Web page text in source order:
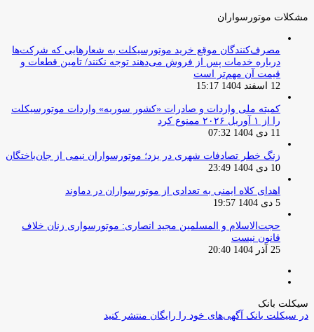
مشکلات موتورسواران
مصرف‌کنندگان موقع خرید موتورسیکلت به شعارهایی که شرکت‌ها
درباره خدمات پس از فروش می‌دهند توجه نکنند/ تامین قطعات و
قیمت آن مهم‌تر است
12 اسفند 1404 15:17
کمیته ملی واردات و صادرات «کشور سوریه» واردات موتورسیکلت
را از ۱ آوریل ۲۰۲۶ ممنوع کرد
11 دی 1404 07:32
زنگ خطر تصادفات شهری در یزد؛ موتورسواران نیمی از جان‌باختگان
10 دی 1404 23:49
اهدای کلاه ایمنی به تعدادی از موتورسواران در دماوند
5 دی 1404 19:57
حجت‌الاسلام و المسلمین مجید انصاری: موتورسواری زنان خلاف
قانون نیست
25 آذر 1404 20:40
سیکلت بانک
در سیکلت بانک آگهی‌های خود را رایگان منتشر کنید